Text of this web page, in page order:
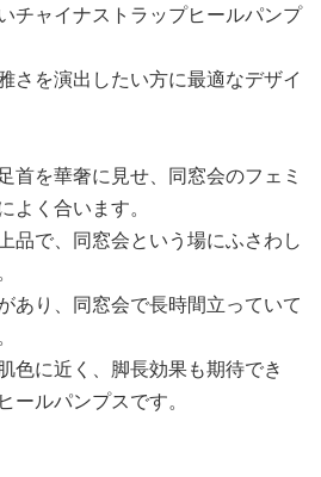
チャイナストラップヒールパンプ
さを演出したい方に最適なデザイ
首を華奢に見せ、同窓会のフェミ
よく合います。
品で、同窓会という場にふさわし
あり、同窓会で長時間立っていて
色に近く、脚長効果も期待でき
ールパンプスです。